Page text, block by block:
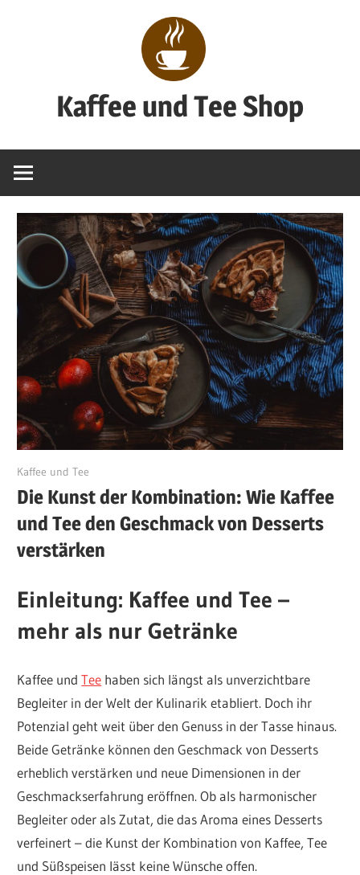
Kaffee und Tee Shop
pur
Dezember 17, 2024
Kaffee und Tee
Die Kunst der Kombination: Wie Kaffee
und Tee den Geschmack von Desserts
verstärken
Einleitung: Kaffee und Tee –
mehr als nur Getränke
Kaffee undTee haben sich längst als unverzichtbare
Begleiter in der Welt der Kulinarik etabliert. Doch ihr
Potenzial geht weit über den Genuss in der Tasse hinaus.
Beide Getränke können den Geschmack von Desserts
erheblich verstärken und neue Dimensionen in der
Geschmackserfahrung eröffnen. Ob als harmonischer
Begleiter oder als Zutat, die das Aroma eines Desserts
verfeinert – die Kunst der Kombination von Kaffee, Tee
und Süßspeisen lässt keine Wünsche offen.